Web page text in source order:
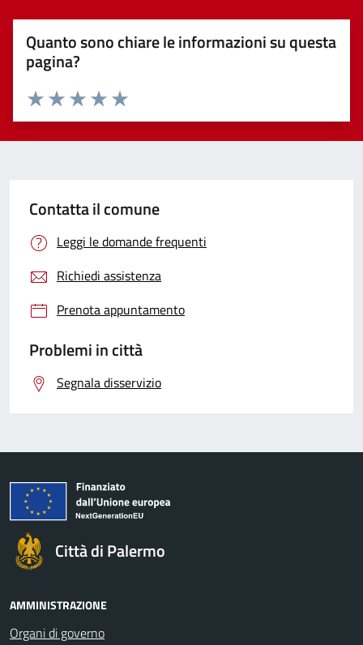
Quanto sono chiare le informazioni su questa
pagina?
Valuta 5 stelle su 5
Valuta 4 stelle su 5
Valuta 3 stelle su 5
Valuta 2 stelle su 5
Valuta 1 stelle su 5
Contatta il comune
Leggi le domande frequenti
Richiedi assistenza
Prenota appuntamento
Problemi in città
Segnala disservizio
Città di Palermo
AMMINISTRAZIONE
Organi di governo